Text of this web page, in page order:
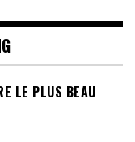
LE PLUS BEAU